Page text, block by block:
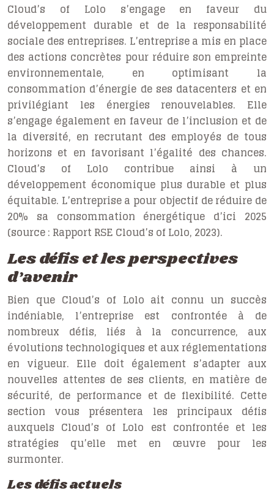
Cloud’s of Lolo s’engage en faveur du
développement durable et de la responsabilité
sociale des entreprises. L’entreprise a mis en place
des actions concrètes pour réduire son empreinte
environnementale, en optimisant la
consommation d’énergie de ses datacenters et en
privilégiant les énergies renouvelables. Elle
s’engage également en faveur de l’inclusion et de
la diversité, en recrutant des employés de tous
horizons et en favorisant l’égalité des chances.
Cloud’s of Lolo contribue ainsi à un
développement économique plus durable et plus
équitable. L’entreprise a pour objectif de réduire de
20% sa consommation énergétique d’ici 2025
(source : Rapport RSE Cloud’s of Lolo, 2023).
Les défis et les perspectives
d’avenir
Bien que Cloud’s of Lolo ait connu un succès
indéniable, l’entreprise est confrontée à de
nombreux défis, liés à la concurrence, aux
évolutions technologiques et aux réglementations
en vigueur. Elle doit également s’adapter aux
nouvelles attentes de ses clients, en matière de
sécurité, de performance et de flexibilité. Cette
section vous présentera les principaux défis
auxquels Cloud’s of Lolo est confrontée et les
stratégies qu’elle met en œuvre pour les
surmonter.
Les défis actuels